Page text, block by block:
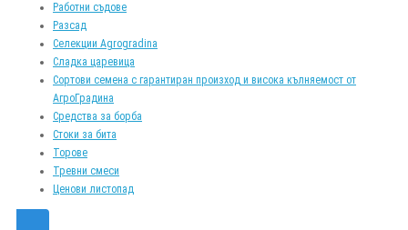
Работни съдове
Разсад
Селекции Agrogradina
Сладка царевица
Сортови семена с гарантиран произход и висока кълняемост от
АгроГрадина
Средства за борба
Стоки за бита
Торове
Тревни смеси
Ценови листопад